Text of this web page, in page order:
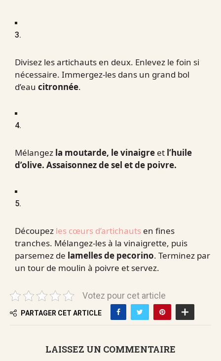
3.
Divisez les artichauts en deux. Enlevez le foin si
nécessaire. Immergez-les dans un grand bol
d’eau citronnée.
4.
Mélangez la moutarde, le vinaigre et l’huile
d’olive. Assaisonnez de sel et de poivre.
5.
Découpez les cœurs d’artichauts en fines
tranches. Mélangez-les à la vinaigrette, puis
parsemez de lamelles de pecorino. Terminez par
un tour de moulin à poivre et servez.
Votez pour cet article
PARTAGER CET ARTICLE
LAISSEZ UN COMMENTAIRE